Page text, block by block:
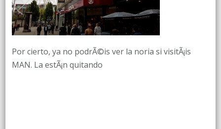
Por cierto, ya no podrÃ©is ver la noria si visitÃ¡is
MAN. La estÃ¡n quitando